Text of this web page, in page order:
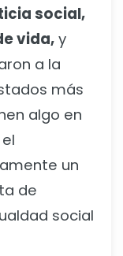
social,
vida, y
a la
más
algo en
un
de
social